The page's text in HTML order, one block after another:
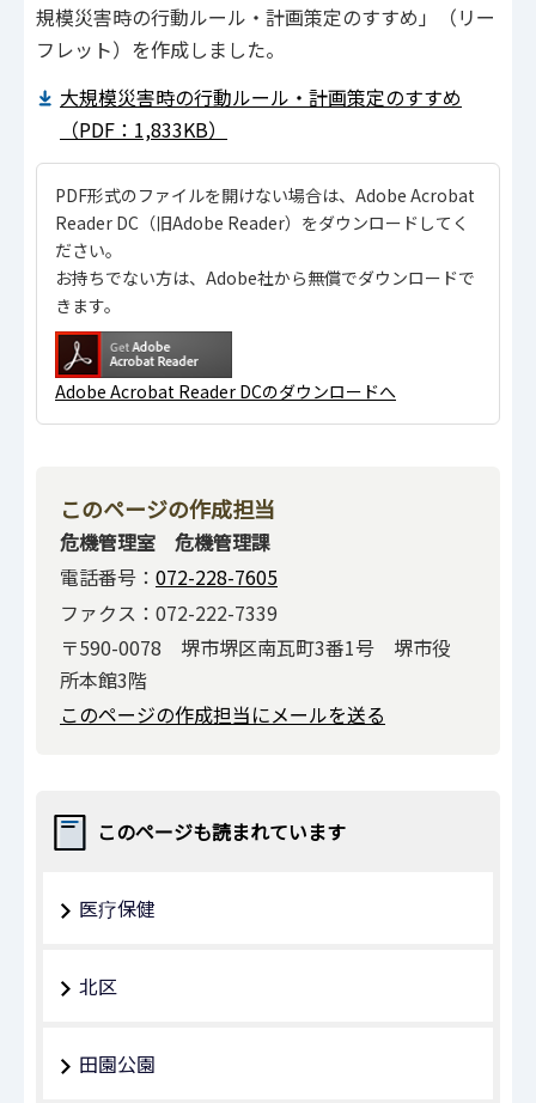
規模災害時の行動ルール・計画策定のすすめ」（リー
フレット）を作成しました。
大規模災害時の行動ルール・計画策定のすすめ
（PDF：1,833KB）
PDF形式のファイルを開けない場合は、Adobe Acrobat
Reader DC（旧Adobe Reader）をダウンロードしてく
ださい。
お持ちでない方は、Adobe社から無償でダウンロードで
きます。
Adobe Acrobat Reader DCのダウンロードへ
このページの作成担当
危機管理室 危機管理課
電話番号： 072-228-7605
ファクス：072-222-7339
〒590-0078 堺市堺区南瓦町3番1号 堺市役
所本館3階
このページの作成担当にメールを送る
このページも読まれています
医疗保健
北区
田園公園